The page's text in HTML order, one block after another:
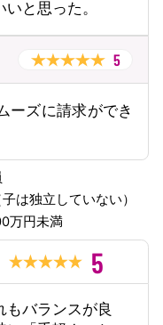
と思った。
5
ーズに請求ができ
は独立していない）
万円未満
5
もバランスが良